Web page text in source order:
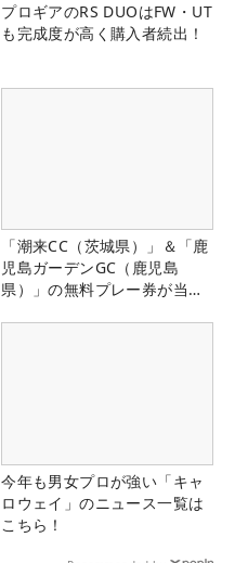
プロギアのRS DUOはFW・UT
も完成度が高く購入者続出！
「潮来CC（茨城県）」＆「鹿
児島ガーデンGC（鹿児島
県）」の無料プレー券が当た
今年も男女プロが強い「キャ
ロウェイ」のニュース一覧は
こちら！